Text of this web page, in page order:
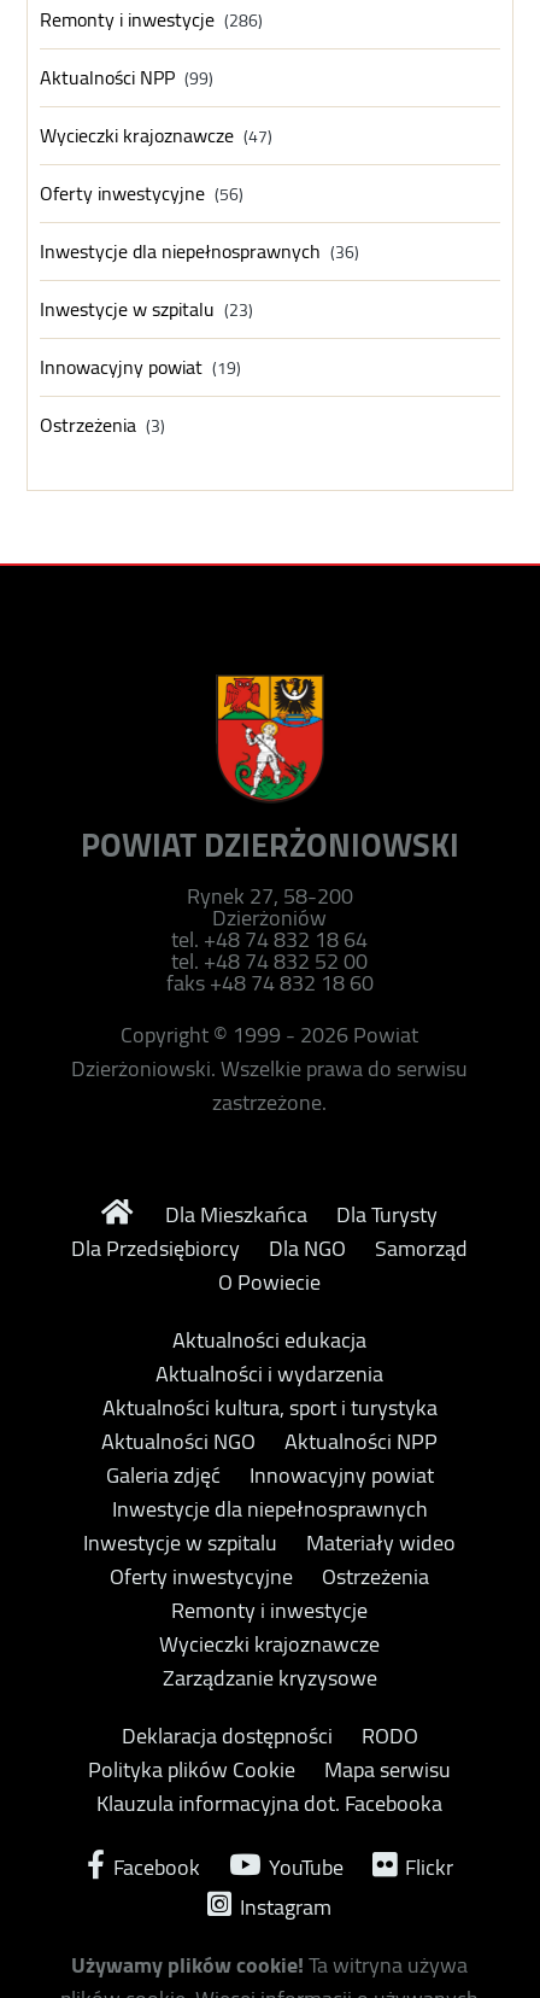
Remonty i inwestycje (286)
Aktualności NPP (99)
Wycieczki krajoznawcze (47)
Oferty inwestycyjne (56)
Inwestycje dla niepełnosprawnych (36)
Inwestycje w szpitalu (23)
Innowacyjny powiat (19)
Ostrzeżenia (3)
POWIAT DZIERŻONIOWSKI
Rynek 27, 58-200
Dzierżoniów
tel. +48 74 832 18 64
tel. +48 74 832 52 00
faks +48 74 832 18 60
Copyright © 1999 - 2026 Powiat
Dzierżoniowski. Wszelkie prawa do serwisu
zastrzeżone.
Dla Mieszkańca
Dla Turysty
Dla Przedsiębiorcy
Dla NGO
Samorząd
O Powiecie
Aktualności edukacja
Aktualności i wydarzenia
Aktualności kultura, sport i turystyka
Aktualności NGO
Aktualności NPP
Galeria zdjęć
Innowacyjny powiat
Inwestycje dla niepełnosprawnych
Inwestycje w szpitalu
Materiały wideo
Oferty inwestycyjne
Ostrzeżenia
Remonty i inwestycje
Wycieczki krajoznawcze
Zarządzanie kryzysowe
Deklaracja dostępności
RODO
Polityka plików Cookie
Mapa serwisu
Klauzula informacyjna dot. Facebooka
Facebook
YouTube
Flickr
Instagram
Używamy plików cookie!Ta witryna używa